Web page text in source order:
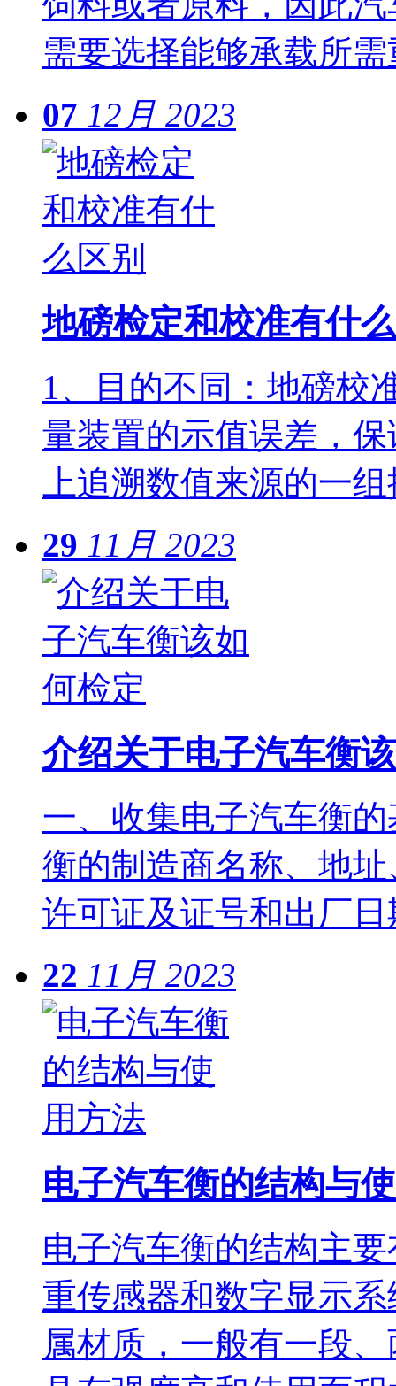
需要选择能够承载所
07 12月 2023
地磅检定和校准有什
1、目的不同：地磅校
量装置的示值误差，
上追溯数值来源的一
29 11月 2023
介绍关于电子汽车衡
一、收集电子汽车衡
衡的制造商名称、地
许可证及证号和出厂
22 11月 2023
电子汽车衡的结构与
电子汽车衡的结构主
重传感器和数字显示
属材质，一般有一段